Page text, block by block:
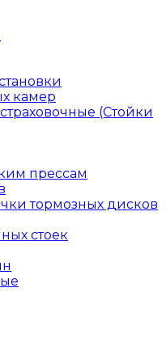
камер
(Стойки
прессам
тормозных дисков
стоек